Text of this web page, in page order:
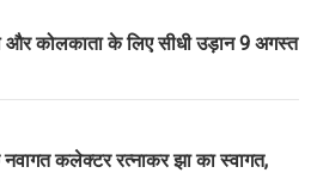
और कोलकाता के लिए सीधी उड़ान 9 अगस्त
कलेक्टर रत्नाकर झा का स्वागत,